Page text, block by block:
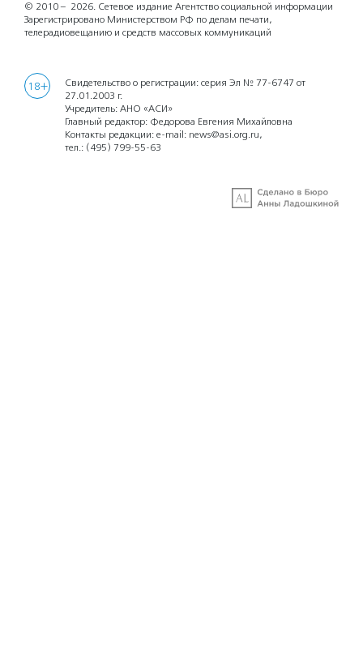
© 2010 – 2026. Сетевое издание Агентство социальной информации
Зарегистрировано Министерством РФ по делам печати,
телерадиовещанию и средств массовых коммуникаций
18+
Свидетельство о регистрации: серия Эл № 77-6747 от
27.01.2003 г.
Учредитель: АНО «АСИ»
Главный редактор: Федорова Евгения Михайловна
Контакты редакции: e-mail: news@asi.org.ru,
тел.: (495) 799-55-63